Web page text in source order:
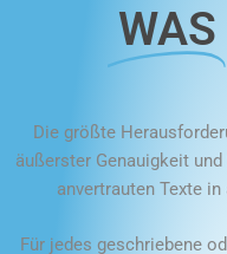
WAS
Die größte
äußerster Genauigkeit
anvertrauten Texte
Für jedes geschriebene